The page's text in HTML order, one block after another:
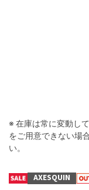
※ 在庫は常に変動し
をご用意できない場
い。
AXESQUIN